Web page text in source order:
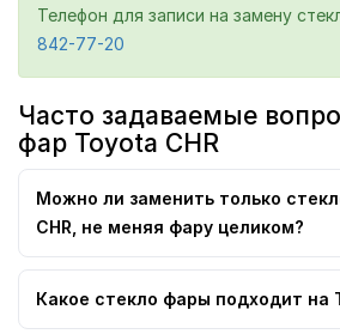
Телефон для записи на замену
842-77-20
Часто задаваемые
фар Toyota CHR
Можно ли заменить только
CHR, не меняя фару целиком?
Какое стекло фары подходит на